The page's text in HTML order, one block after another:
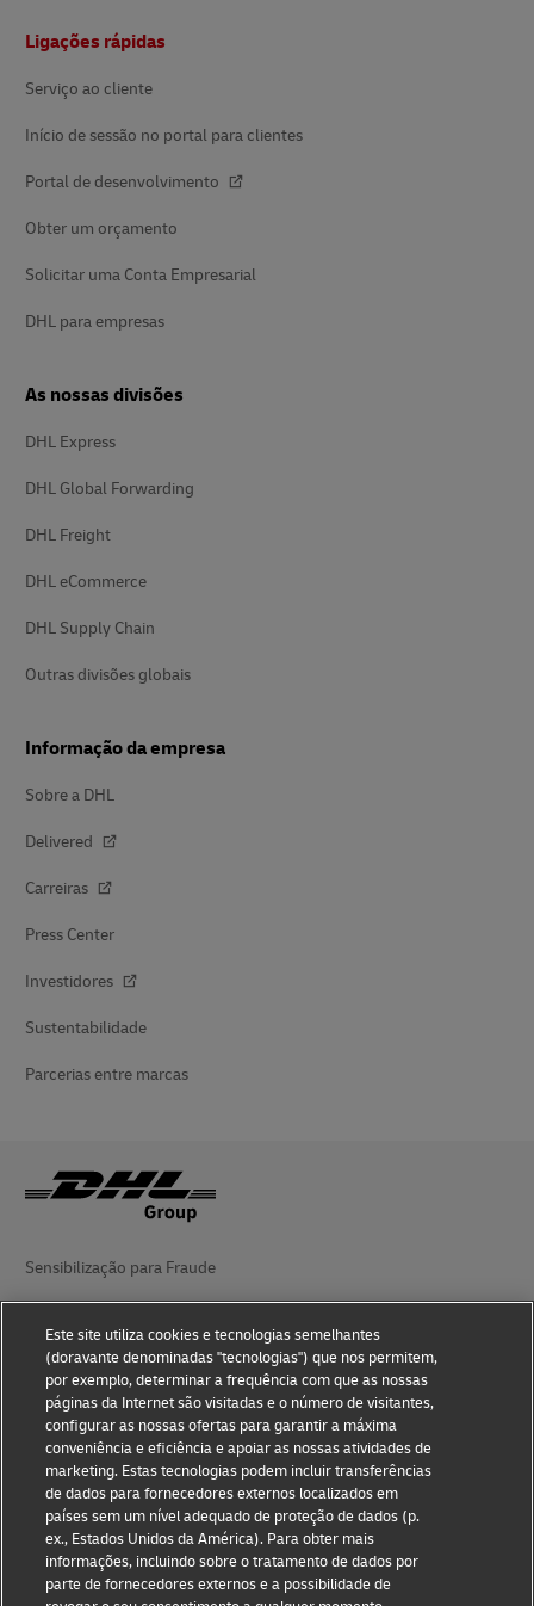
Ligações rápidas
Serviço ao cliente
Início de sessão no portal para clientes
Portal de desenvolvimento
Obter um orçamento
Solicitar uma Conta Empresarial
DHL para empresas
As nossas divisões
DHL Express
DHL Global Forwarding
DHL Freight
DHL eCommerce
DHL Supply Chain
Outras divisões globais
Informação da empresa
Sobre a DHL
Delivered
Carreiras
Press Center
Investidores
Sustentabilidade
Parcerias entre marcas
Sensibilização para Fraude
Termos de utilização
Aviso de privacidade
Acessibilidade
Informações adicionais
Definições de Cookies
Siga-nos
Este site utiliza cookies e tecnologias semelhantes
(doravante denominadas "tecnologias") que nos permitem,
por exemplo, determinar a frequência com que as nossas
páginas da Internet são visitadas e o número de visitantes,
configurar as nossas ofertas para garantir a máxima
conveniência e eficiência e apoiar as nossas atividades de
marketing. Estas tecnologias podem incluir transferências
de dados para fornecedores externos localizados em
países sem um nível adequado de proteção de dados (p.
ex., Estados Unidos da América). Para obter mais
informações, incluindo sobre o tratamento de dados por
parte de fornecedores externos e a possibilidade de